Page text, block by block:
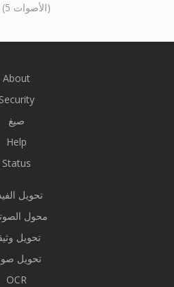
(5 الأصوات)
About
Security
صيغ
Help
Status
تحويل
محول
تحويل
تحويل
OCR